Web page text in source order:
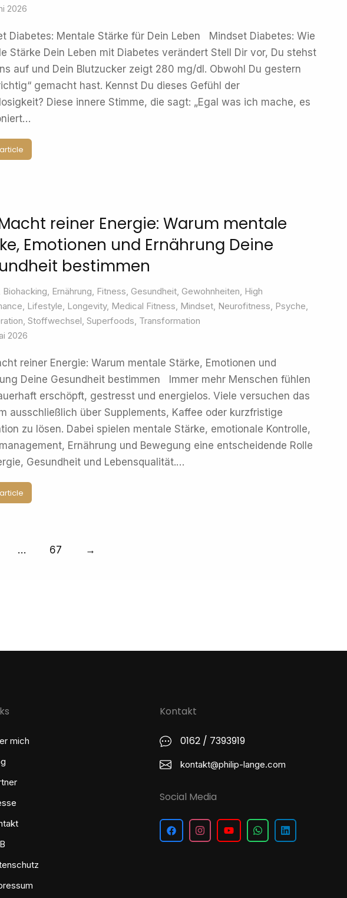
2026
Diabetes: Mentale Stärke für Dein Leben Mindset Diabetes: Wie
Stärke Dein Leben mit Diabetes verändert Stell Dir vor, Du stehst
auf und Dein Blutzucker zeigt 280 mg/dl. Obwohl Du gestern
gemacht hast. Kennst Du dieses Gefühl der
Diese innere Stimme, die sagt: „Egal was ich mache, es
reiner Energie: Warum mentale
Emotionen und Ernährung Deine
bestimmen
Biohacking, Ernährung, Fitness, Gesundheit, Gewohnheiten, High
, Lifestyle, Longevity, Medical Fitness, Mindset, Neurofitness, Psyche,
, Stoffwechsel, Superfoods, Transformation
2026
reiner Energie: Warum mentale Stärke, Emotionen und
Deine Gesundheit bestimmen Immer mehr Menschen fühlen
erschöpft, gestresst und energielos. Viele versuchen das
ausschließlich über Supplements, Kaffee oder kurzfristige
zu lösen. Dabei spielen mentale Stärke, emotionale Kontrolle,
Ernährung und Bewegung eine entscheidende Rolle
Gesundheit und Lebensqualität.…
… 67 →
mich
Kontakt
0162 / 7393919
kontakt@philip-lange.com
Social Media